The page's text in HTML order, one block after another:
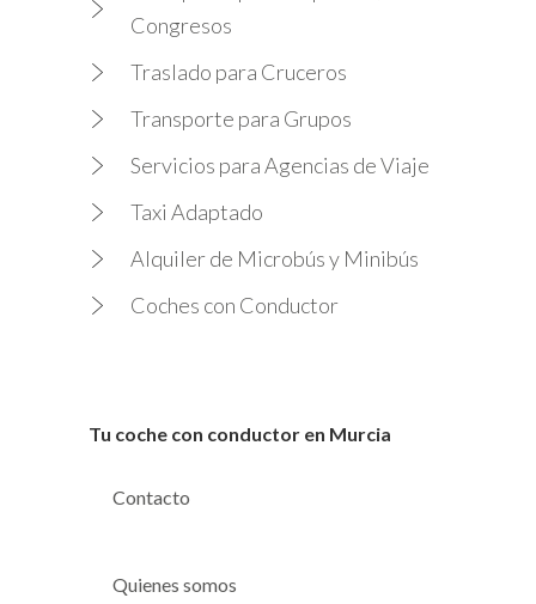
Congresos
Traslado para Cruceros
Transporte para Grupos
Servicios para Agencias de Viaje
Taxi Adaptado
Alquiler de Microbús y Minibús
Coches con Conductor
Tu coche con conductor en Murcia
Contacto
Quienes somos